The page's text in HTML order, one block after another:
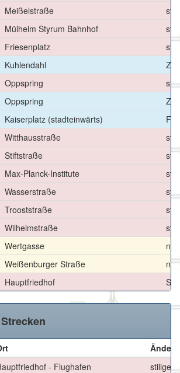
Meißelstraße
Mülheim Styrum Bahnhof
Friesenplatz
Kuhlendahl
Oppspring
Oppspring
Kaiserplatz (stadteinwärts)
Witthausstraße
Stiftstraße
Max-Planck-Institute
Wasserstraße
Trooststraße
Wilhelmstraße
Wertgasse
Weißenburger Straße
Hauptfriedhof
- Flughafen